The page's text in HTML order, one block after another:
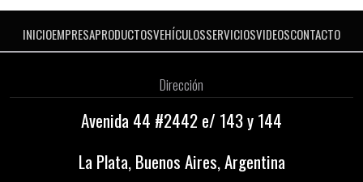
INICIOEMPRESAPRODUCTOSVEHÍCULOSSERVICIOSVIDEOSCONTACTO
Dirección
Avenida 44 #2442 e/ 143 y 144
La Plata, Buenos Aires, Argentina